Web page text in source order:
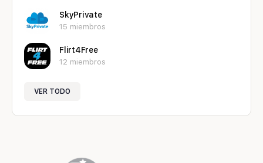
SkyPrivate
15 miembros
Flirt4Free
12 miembros
VER TODO